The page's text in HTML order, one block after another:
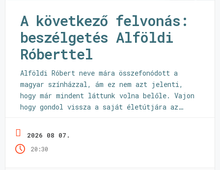
A következő felvonás:
beszélgetés Alföldi
Róberttel
Alföldi Róbert neve mára összefonódott a
magyar színházzal, ám ez nem azt jelenti,
hogy már mindent láttunk volna belőle. Vajon
hogy gondol vissza a saját életútjára az
karrierbe? És mennyire tud kapcsolódni a
fiatalabb generációkkal egy élő legenda?
2026 08 07.
20:30